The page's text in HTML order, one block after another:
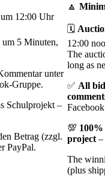
12:00 Uhr
5 Minuten,
unter
Gruppe.
Schulprojekt –
Betrag (zzgl.
PayPal.
🔼
🗓️
12:00
The
long as
✅ All
💯
project –
The
(plus